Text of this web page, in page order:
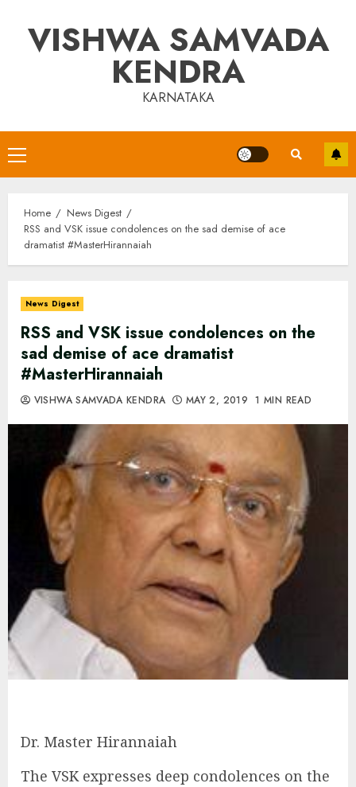
contentVISHWA SAMVADA
KENDRA
KARNATAKA
Primary
Menu
Home
News Digest
RSS and VSK issue condolences on the sad demise of ace
dramatist #MasterHirannaiah
News Digest
RSS and VSK issue condolences on the
sad demise of ace dramatist
#MasterHirannaiah
VISHWA SAMVADA KENDRA MAY 2, 2019 1 MIN READ
Dr. Master Hirannaiah
The VSK expresses deep condolences on the